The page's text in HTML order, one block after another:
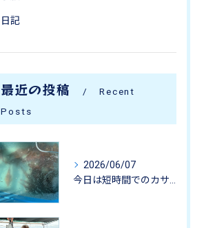
日記
最近の投稿
Recent
Posts
2026/06/07